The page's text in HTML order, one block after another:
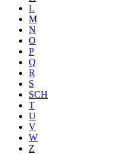
L
M
N
O
P
Q
R
S
SCH
T
U
V
W
Z